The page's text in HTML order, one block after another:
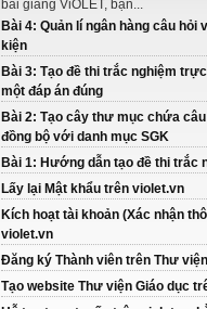
bài giảng ViOLET, bạn...
Bài 4: Quản lí ngân hàng câu hỏi
kiện
Bài 3: Tạo đề thi trắc nghiệm
một đáp án đúng
Bài 2: Tạo cây thư mục chứa
đồng bộ với danh mục SGK
Bài 1: Hướng dẫn tạo đề thi trắc
Lấy lại Mật khẩu trên violet.vn
Kích hoạt tài khoản (Xác nhận
violet.vn
Đăng ký Thành viên trên Thư
Tạo website Thư viện Giáo dục